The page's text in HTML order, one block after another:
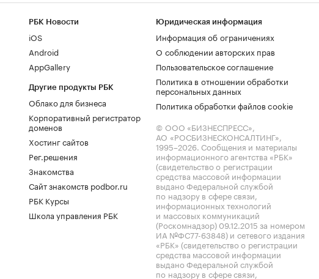
РБК Новости
iOS
Android
AppGallery
Другие продукты РБК
Облако для бизнеса
Корпоративный регистратор
доменов
Хостинг сайтов
Рег.решения
Знакомства
Сайт знакомств podbor.ru
РБК Курсы
Школа управления РБК
Юридическая информация
Информация об ограничениях
О соблюдении авторских прав
Пользовательское соглашение
Политика в отношении обработки
персональных данных
Политика обработки файлов cookie
© ООО «БИЗНЕСПРЕСС»,
АО «РОСБИЗНЕСКОНСАЛТИНГ»,
1995–2026. Сообщения и материалы
информационного агентства «РБК»
(свидетельство о регистрации
средства массовой информации
выдано Федеральной службой
по надзору в сфере связи,
информационных технологий
и массовых коммуникаций
(Роскомнадзор) 09.12.2015 за номером
ИА №ФС77-63848) и сетевого издания
«РБК» (свидетельство о регистрации
средства массовой информации
выдано Федеральной службой
по надзору в сфере связи,